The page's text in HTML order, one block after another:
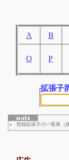
A B
O P
拡張子
登録拡張子の一覧表（